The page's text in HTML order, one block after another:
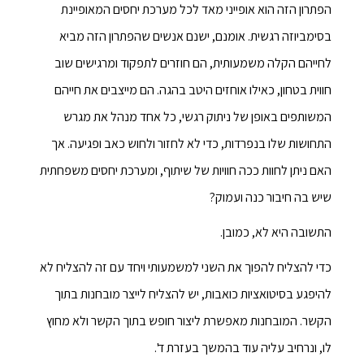
הפתרון הזה הוא אופייני מאד לכל מערכת יחסים המאופיינת
בסימביוזה רגשית. אומנם, ישנם אנשים שהפתרון הזה מביא
לחייהם הקלה משמעותית, הם חוזרים לתפקוד ומרגישים שוב
חווית בטחון, כאילו אוחזים היטב בהגה. הם מייצבים את חייהם
המשותפים באופן של ניתוק רגשי, כל אחד מנהל את מגרש
התחושות שלו בנפרדות, כדי לא לחזור ולחוש כאב ופגיעה. אך
האם ניתן לחוות ככה חוויות של שיתוף, ומערכת יחסים משפחתית
שיש בה חיבור כנה ועמוק?
התשובה היא לא, כמובן.
כדי להצליח להפוך את השני למשמעותי ויחד עם זה להצליח לא
להיפגע בסיטואציות כואבות, יש להצליח לייצר מובחנות בתוך
הקשר. המובחנות מאפשרת ליצור חופש בתוך הקשר ולא מחוץ
לו, ונרחיב עליה עוד בהמשך בעזרת ד'.